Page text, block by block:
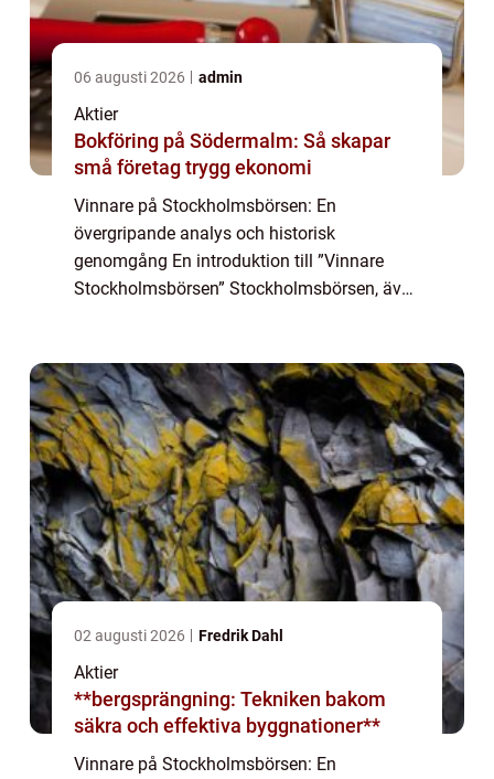
06 augusti 2026 admin
Aktier
Bokföring på Södermalm: Så skapar
små företag trygg ekonomi
Vinnare på Stockholmsbörsen: En
övergripande analys och historisk
genomgång En introduktion till ”Vinnare
Stockholmsbörsen” Stockholmsbörsen, även
marknadsplats för ha...
02 augusti 2026 Fredrik Dahl
Aktier
**bergsprängning: Tekniken bakom
säkra och effektiva byggnationer**
Vinnare på Stockholmsbörsen: En